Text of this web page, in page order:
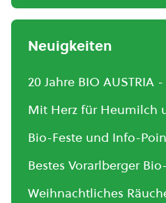
Neuigkeiten
20 Jahre BIO
Mit Herz für Heumilch
Bio-Feste und Info-
Bestes Vorarlberger
Weihnachtliches